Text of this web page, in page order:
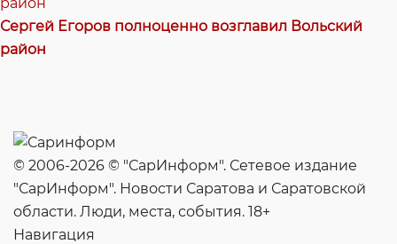
Сергей Егоров полноценно возглавил Вольский
район
© 2006-2026 © "СарИнформ". Сетевое издание
"СарИнформ". Новости Саратова и Саратовской
области. Люди, места, события. 18+
Навигация